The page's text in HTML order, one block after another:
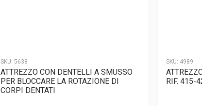
SKU: 5638
ATTREZZO CON DENTELLI A SMUSSO
PER BLOCCARE LA ROTAZIONE DI
CORPI DENTATI
SKU: 4989
RIF. 415-